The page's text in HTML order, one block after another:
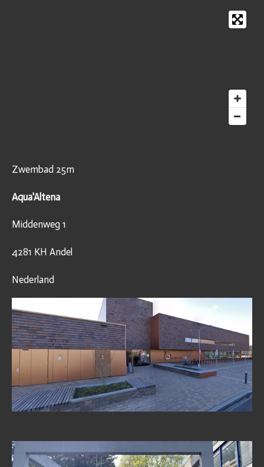
Zwembad 25m
Aqua'Altena
Middenweg 1
4281 KH Andel
Nederland